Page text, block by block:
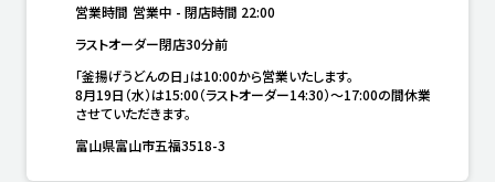
営業時間 営業中 - 閉店時間 22:00
ラストオーダー閉店30分前
「釜揚げうどんの日」は10:00から営業いたします。
8月19日（水）は15:00（ラストオーダー14:30）～17:00の間休業
させていただきます。
富山県富山市五福3518-3